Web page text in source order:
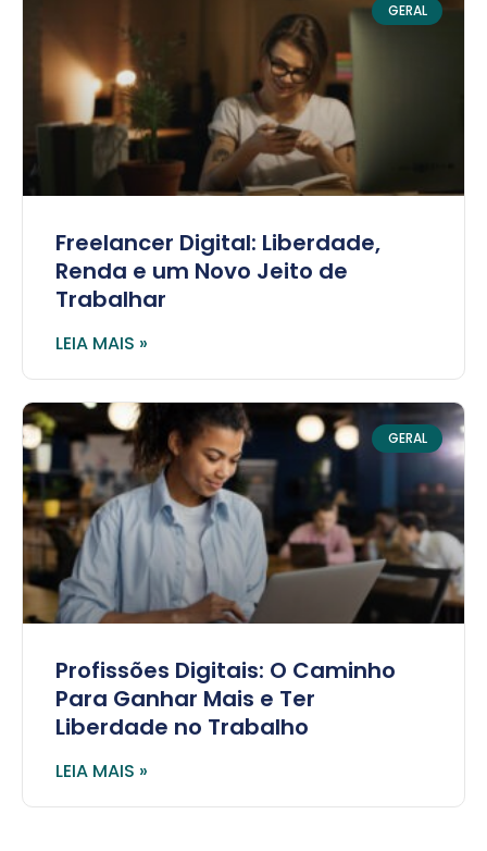
GERAL
Freelancer Digital: Liberdade,
Renda e um Novo Jeito de
Trabalhar
LEIA MAIS »
GERAL
Profissões Digitais: O Caminho
Para Ganhar Mais e Ter
Liberdade no Trabalho
LEIA MAIS »